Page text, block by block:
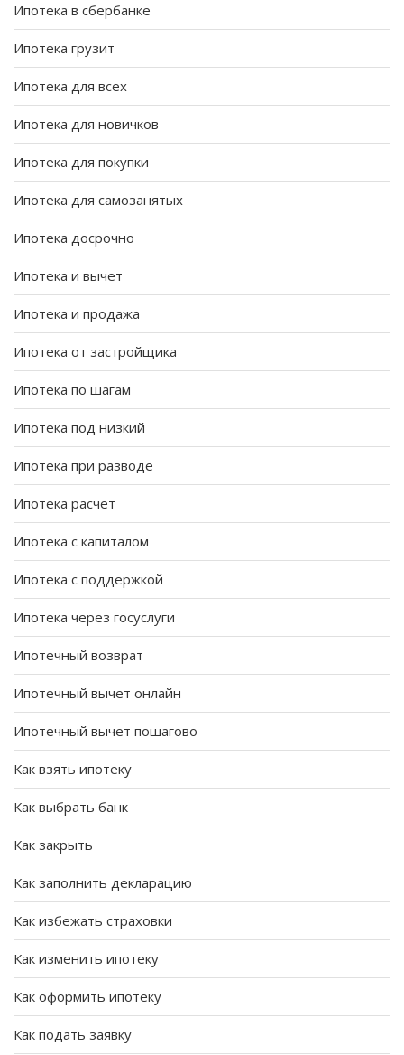
Ипотека в сбербанке
Ипотека грузит
Ипотека для всех
Ипотека для новичков
Ипотека для покупки
Ипотека для самозанятых
Ипотека досрочно
Ипотека и вычет
Ипотека и продажа
Ипотека от застройщика
Ипотека по шагам
Ипотека под низкий
Ипотека при разводе
Ипотека расчет
Ипотека с капиталом
Ипотека с поддержкой
Ипотека через госуслуги
Ипотечный возврат
Ипотечный вычет онлайн
Ипотечный вычет пошагово
Как взять ипотеку
Как выбрать банк
Как закрыть
Как заполнить декларацию
Как избежать страховки
Как изменить ипотеку
Как оформить ипотеку
Как подать заявку